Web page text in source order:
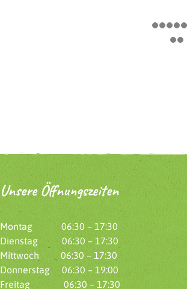
Unsere Öffnungszeiten
Montag 06:30 – 17:30
Dienstag 06:30 – 17:30
Mittwoch 06:30 – 17:30
Donnerstag 06:30 – 19:00
Freitag 06:30 – 17:30